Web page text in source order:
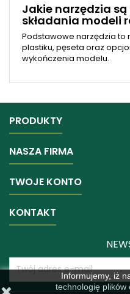
Jakie narzędzia
składania modeli
Podstawowe narzędzia to
plastiku, pęseta oraz
wykończenia modelu.
PRODUKTY
NASZA FIRMA
TWOJE KONTO
KONTAKT
Informujemy, iż
technologię plików